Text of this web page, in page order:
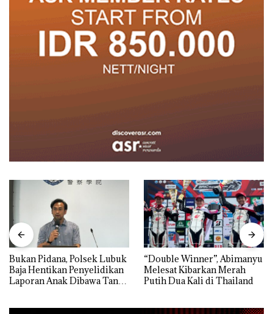
Bukan Pidana, Polsek Lubuk
Baja Hentikan Penyelidikan
Laporan Anak Dibawa Tanpa
“Double Winner”, Abimanyu
Melesat Kibarkan Merah
Putih Dua Kali di Thailand